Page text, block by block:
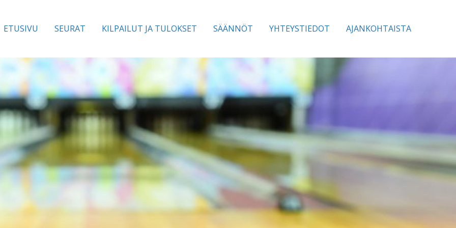
ETUSIVU SEURAT KILPAILUT JA TULOKSET SÄÄNNÖT YHTEYSTIEDOT AJANKOHTAISTA